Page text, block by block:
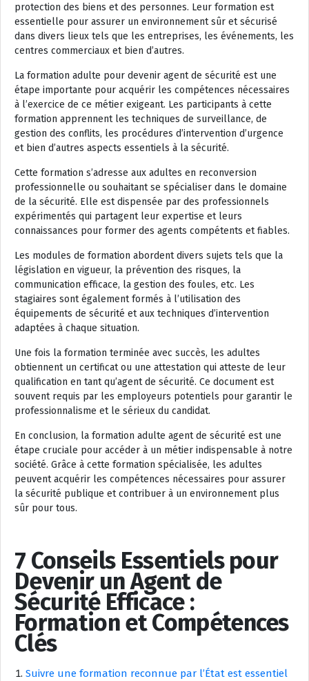
protection des biens et des personnes. Leur formation est
essentielle pour assurer un environnement sûr et sécurisé
dans divers lieux tels que les entreprises, les événements, les
centres commerciaux et bien d’autres.
La formation adulte pour devenir agent de sécurité est une
étape importante pour acquérir les compétences nécessaires
à l’exercice de ce métier exigeant. Les participants à cette
formation apprennent les techniques de surveillance, de
gestion des conflits, les procédures d’intervention d’urgence
et bien d’autres aspects essentiels à la sécurité.
Cette formation s’adresse aux adultes en reconversion
professionnelle ou souhaitant se spécialiser dans le domaine
de la sécurité. Elle est dispensée par des professionnels
expérimentés qui partagent leur expertise et leurs
connaissances pour former des agents compétents et fiables.
Les modules de formation abordent divers sujets tels que la
législation en vigueur, la prévention des risques, la
communication efficace, la gestion des foules, etc. Les
stagiaires sont également formés à l’utilisation des
équipements de sécurité et aux techniques d’intervention
adaptées à chaque situation.
Une fois la formation terminée avec succès, les adultes
obtiennent un certificat ou une attestation qui atteste de leur
qualification en tant qu’agent de sécurité. Ce document est
souvent requis par les employeurs potentiels pour garantir le
professionnalisme et le sérieux du candidat.
En conclusion, la formation adulte agent de sécurité est une
étape cruciale pour accéder à un métier indispensable à notre
société. Grâce à cette formation spécialisée, les adultes
peuvent acquérir les compétences nécessaires pour assurer
la sécurité publique et contribuer à un environnement plus
sûr pour tous.
7 Conseils Essentiels pour
Devenir un Agent de
Sécurité Efficace :
Formation et Compétences
Clés
Suivre une formation reconnue par l’État est essentiel